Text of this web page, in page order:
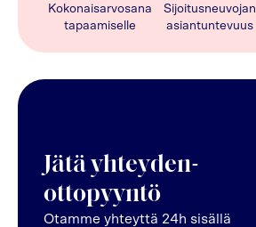
Kokonaisarvosana
tapaamiselle
Sijoitusneuvojan
asiantuntevuus
Jätä yhteyden-
ottopyyntö
Otamme yhteyttä 24h sisällä